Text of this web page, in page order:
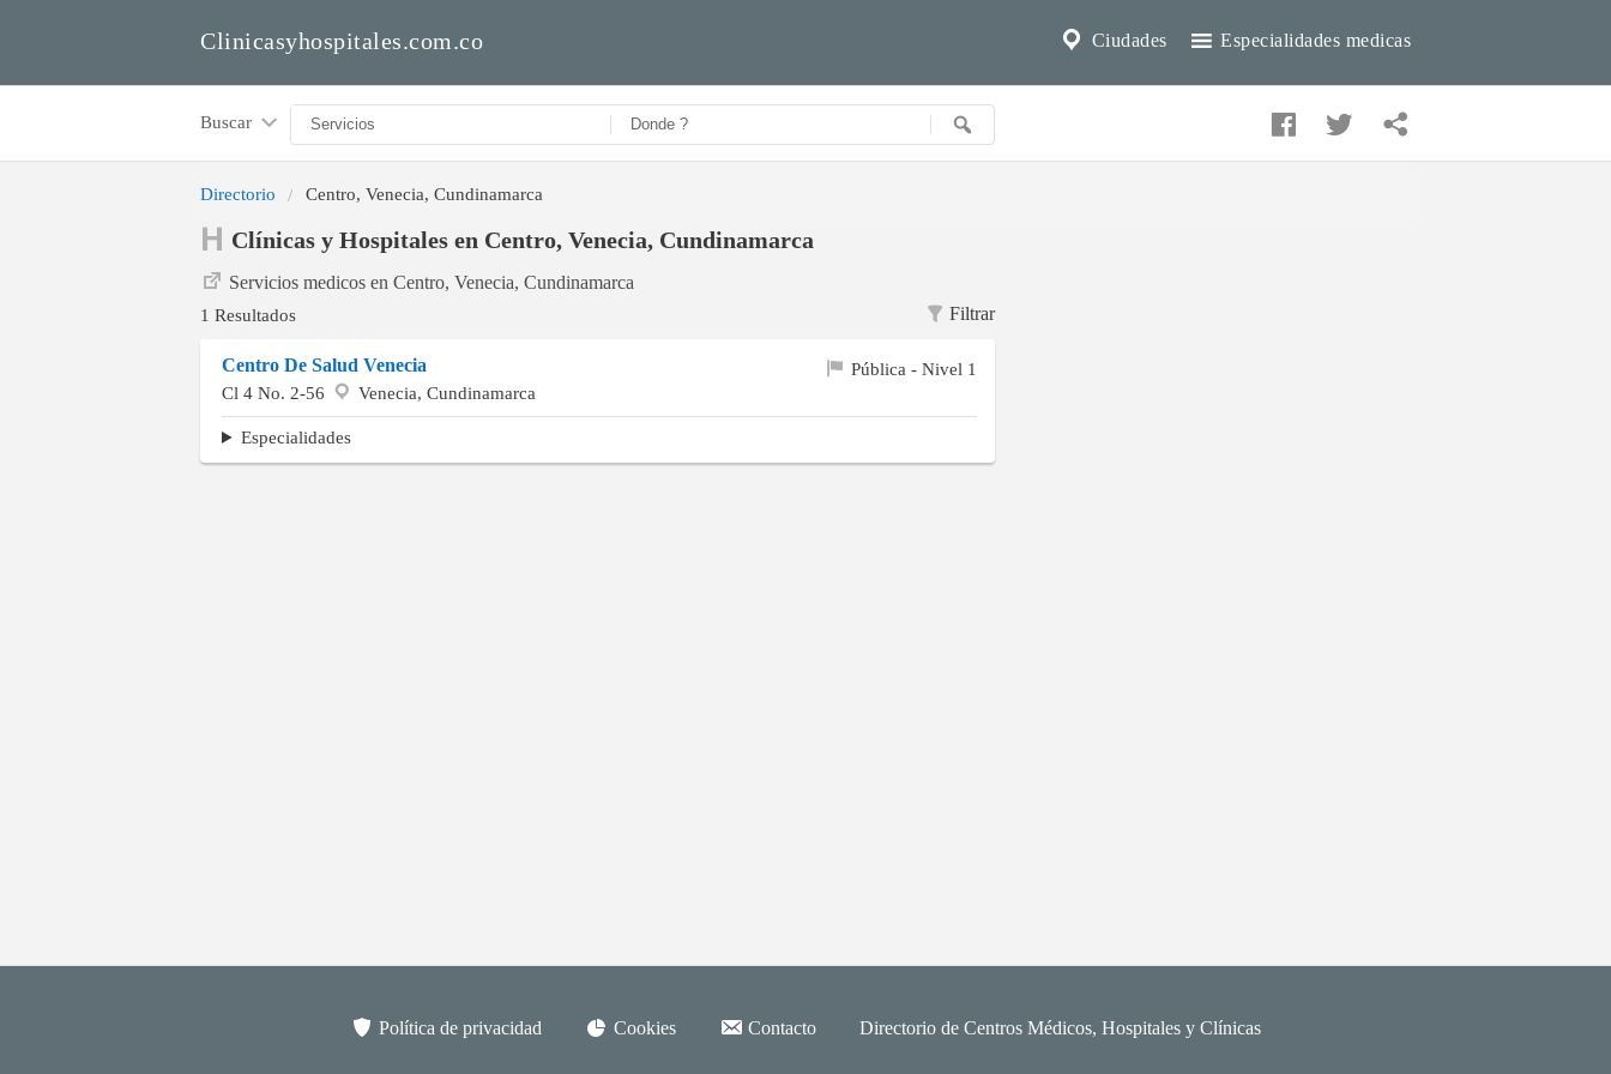
Especialidades medicas
Ciudades
Clinicasyhospitales.com.co
Buscar
Directorio Centro, Venecia, Cundinamarca
Clínicas y Hospitales en Centro, Venecia, Cundinamarca
Servicios medicos en Centro, Venecia, Cundinamarca
Filtrar
1 Resultados
Centro De Salud Venecia
Pública - Nivel 1
Cl 4 No. 2-56
Venecia, Cundinamarca
Especialidades
Política de privacidad Cookies Contacto Directorio de Centros Médicos, Hospitales y Clínicas